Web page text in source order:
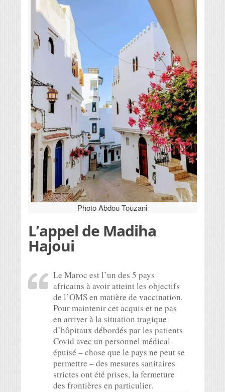
Photo Abdou Touzani
L’appel de Madiha
Hajoui
Le Maroc est l’un des 5 pays
africains à avoir atteint les objectifs
de l’OMS en matière de vaccination.
Pour maintenir cet acquis et ne pas
en arriver à la situation tragique
d’hôpitaux débordés par les patients
Covid avec un personnel médical
épuisé – chose que le pays ne peut se
permettre – des mesures sanitaires
strictes ont été prises, la fermeture
des frontières en particulier.